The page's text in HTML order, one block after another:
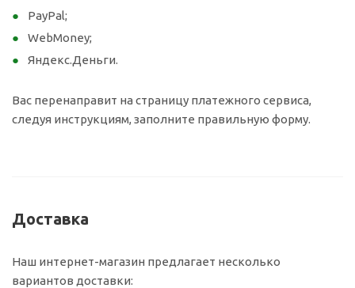
PayPal;
WebMoney;
Яндекс.Деньги.
Вас перенаправит на страницу платежного сервиса,
следуя инструкциям, заполните правильную форму.
Доставка
Наш интернет-магазин предлагает несколько
вариантов доставки: